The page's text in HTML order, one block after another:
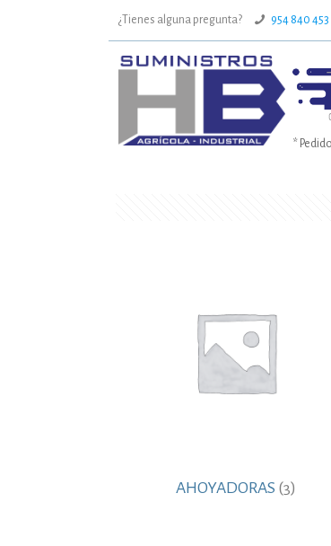
¿Tienes alguna pregunta? 954 840 453
*
AHOYADORAS (3)